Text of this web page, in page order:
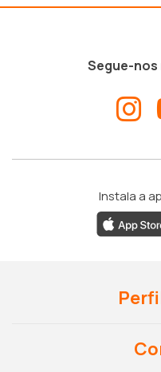
Segue-nos
Instala a